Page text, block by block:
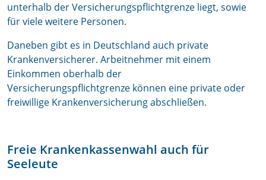
unterhalb der Versicherungspflichtgrenze liegt, sowie
für viele weitere Personen.
Daneben gibt es in Deutschland auch private
Krankenversicherer. Arbeitnehmer mit einem
Einkommen oberhalb der
Versicherungspflichtgrenze können eine private oder
freiwillige Krankenversicherung abschließen.
Freie Krankenkassenwahl auch für
Seeleute